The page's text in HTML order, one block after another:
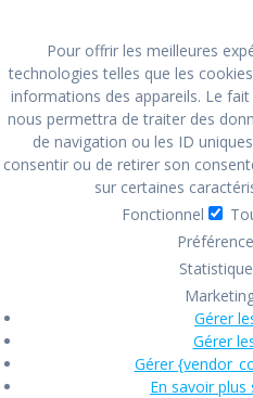
Pour offrir les meilleures
technologies telles que les
informations des appareils. Le
nous permettra de traiter des
de navigation ou les ID
consentir ou de retirer son
sur certaines
Fonctionnel
Gérer
Gérer
Gérer
En savoir